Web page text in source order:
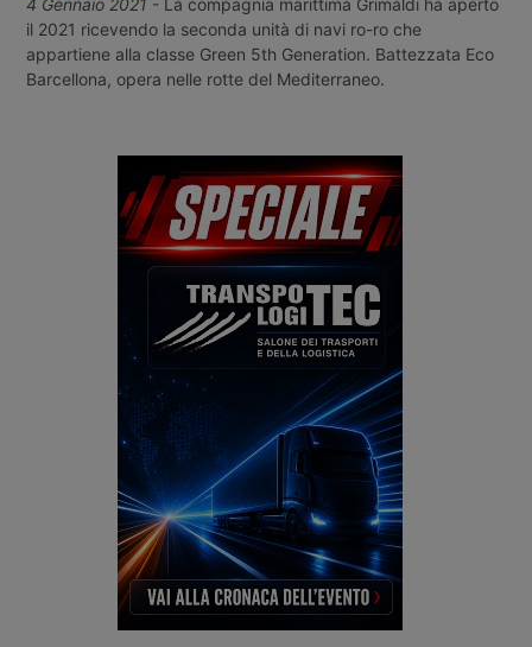
4 Gennaio 2021 - La compagnia marittima Grimaldi ha aperto
il 2021 ricevendo la seconda unità di navi ro-ro che
appartiene alla classe Green 5th Generation. Battezzata Eco
Barcellona, opera nelle rotte del Mediterraneo.